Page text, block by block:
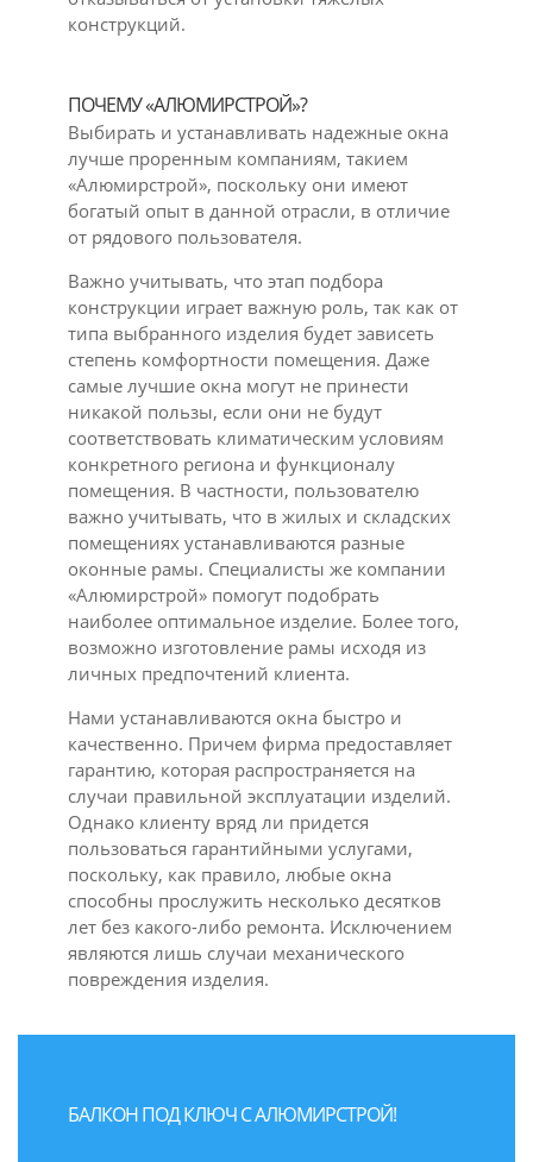
конструкций.
ПОЧЕМУ «АЛЮМИРСТРОЙ»?
Выбирать и устанавливать надежные окна
лучше проренным компаниям, такием
«Алюмирстрой», поскольку они имеют
богатый опыт в данной отрасли, в отличие
от рядового пользователя.
Важно учитывать, что этап подбора
конструкции играет важную роль, так как от
типа выбранного изделия будет зависеть
степень комфортности помещения. Даже
самые лучшие окна могут не принести
никакой пользы, если они не будут
соответствовать климатическим условиям
конкретного региона и функционалу
помещения. В частности, пользователю
важно учитывать, что в жилых и складских
помещениях устанавливаются разные
оконные рамы. Специалисты же компании
«Алюмирстрой» помогут подобрать
наиболее оптимальное изделие. Более того,
возможно изготовление рамы исходя из
личных предпочтений клиента.
Нами устанавливаются окна быстро и
качественно. Причем фирма предоставляет
гарантию, которая распространяется на
случаи правильной эксплуатации изделий.
Однако клиенту вряд ли придется
пользоваться гарантийными услугами,
поскольку, как правило, любые окна
способны прослужить несколько десятков
лет без какого-либо ремонта. Исключением
являются лишь случаи механического
повреждения изделия.
БАЛКОН ПОД КЛЮЧ С АЛЮМИРСТРОЙ!